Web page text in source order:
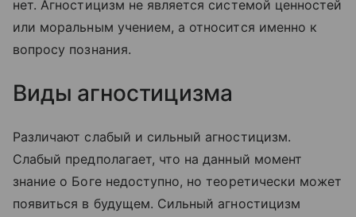
нет. Агностицизм не является системой ценностей
или моральным учением, а относится именно к
вопросу познания.
Виды агностицизма
Различают слабый и сильный агностицизм.
Слабый предполагает, что на данный момент
знание о Боге недоступно, но теоретически может
появиться в будущем. Сильный агностицизм